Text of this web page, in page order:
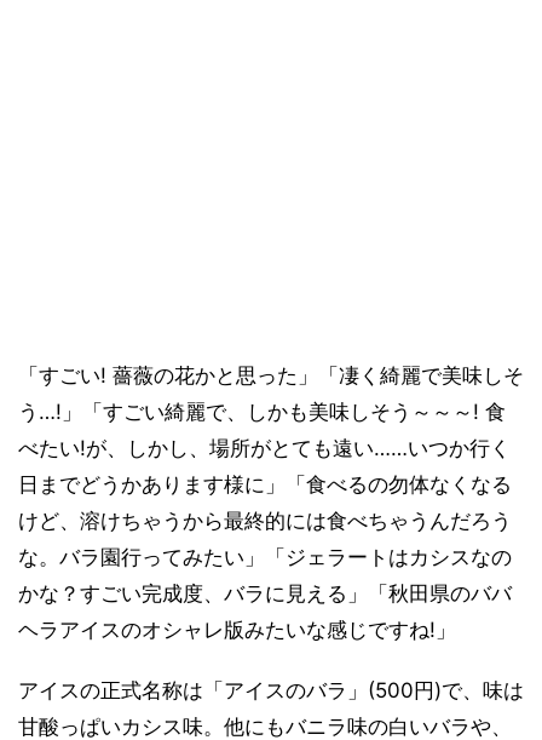
「すごい! 薔薇の花かと思った」「凄く綺麗で美味しそ
う…!」「すごい綺麗で、しかも美味しそう～～～! 食
べたい!が、しかし、場所がとても遠い……いつか行く
日までどうかあります様に」「食べるの勿体なくなる
けど、溶けちゃうから最終的には食べちゃうんだろう
な。バラ園行ってみたい」「ジェラートはカシスなの
かな？すごい完成度、バラに見える」「秋田県のババ
ヘラアイスのオシャレ版みたいな感じですね!」
アイスの正式名称は「アイスのバラ」(500円)で、味は
甘酸っぱいカシス味。他にもバニラ味の白いバラや、